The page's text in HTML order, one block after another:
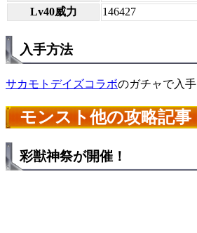
Lv40威力
146427
入手方法
サカモトデイズコラボのガチャで入手
モンスト他の攻略記事
彩獣神祭が開催！